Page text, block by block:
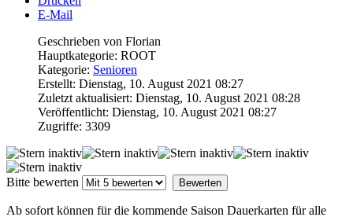
E-Mail
Geschrieben von Florian
Hauptkategorie: ROOT
Kategorie: Senioren
Erstellt: Dienstag, 10. August 2021 08:27
Zuletzt aktualisiert: Dienstag, 10. August 2021 08:28
Veröffentlicht: Dienstag, 10. August 2021 08:27
Zugriffe: 3309
Bitte bewerten
Ab sofort können für die kommende Saison Dauerkarten für alle